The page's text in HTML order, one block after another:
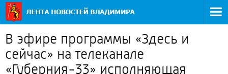
В эфире программы «Здесь и
сейчас» на телеканале
«Губерния-33» исполняющая